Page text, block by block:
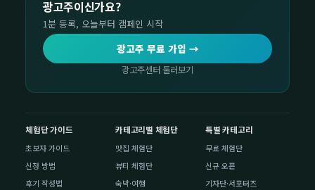
광고주이신가요?
1분 등록, 오늘부터 캠페인 시작
광고주 무료 가입 →
광고주센터 둘러보기
체험단 가이드
초보자 가이드
신청 방법
후기 작성법
카테고리별 체험단
맛집 체험단
뷰티 체험단
숙박·여행
특별 카테고리
무료 체험단
신규 오픈
기자단·서포터즈